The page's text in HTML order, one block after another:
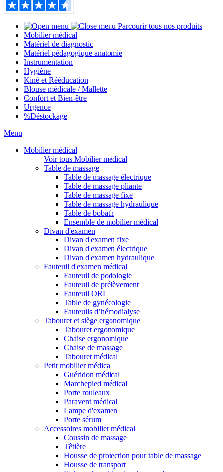
Parcourir tous nos produits
Mobilier médical
Matériel de diagnostic
Matériel pédagogique anatomie
Instrumentation
Hygiène
Kiné et Rééducation
Blouse médicale / Mallette
Confort et Bien-être
Urgence
%Déstockage
Menu
Mobilier médical
Voir tous Mobilier médical
Table de massage
Table de massage électrique
Table de massage pliante
Table de massage fixe
Table de massage hydraulique
Table de bobath
Ensemble de mobilier médical
Divan d'examen
Divan d'examen fixe
Divan d'examen électrique
Divan d'examen hydraulique
Fauteuil d'examen médical
Fauteuil de podologie
Fauteuil de prélèvement
Fauteuil ORL
Table de gynécologie
Fauteuils d’hémodialyse
Tabouret et siège ergonomique
Tabouret ergonomique
Chaise ergonomique
Chaise de massage
Tabouret médical
Petit mobilier médical
Guéridon médical
Marchepied médical
Porte rouleaux
Paravent médical
Lampe d'examen
Porte sérum
Accessoires mobilier médical
Coussin de massage
Têtière
Housse de protection pour table de massage
Housse de transport